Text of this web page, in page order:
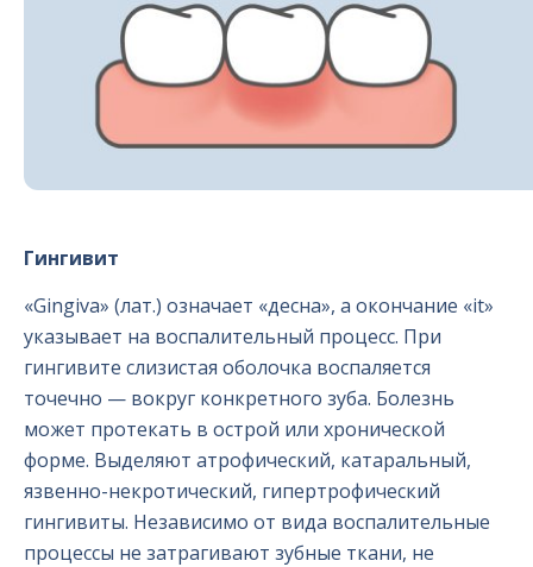
Гингивит
«Gingiva» (лат.) означает «десна», а окончание «it»
указывает на воспалительный процесс. При
гингивите слизистая оболочка воспаляется
точечно — вокруг конкретного зуба. Болезнь
может протекать в острой или хронической
форме. Выделяют атрофический, катаральный,
язвенно-некротический, гипертрофический
гингивиты. Независимо от вида воспалительные
процессы не затрагивают зубные ткани, не